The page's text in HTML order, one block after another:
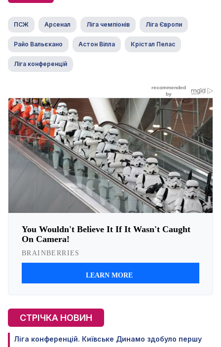
ПСЖ Арсенал Ліга чемпіонів Ліга Європи
Райо Вальєкано Астон Вілла Крістал Пелас
Ліга конференцій
СТРІЧКА НОВИН
Ліга конференцій. Київське Динамо здобуло першу